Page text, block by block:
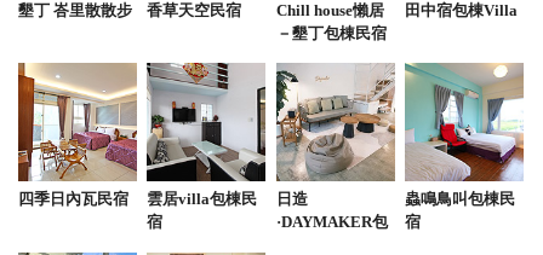
歉，來恆春可以來吃看看。
from google
2024-07-30 15:50:14
鬆餅吃起來QQ的口感跟外面都不同，復刻格子鬆餅吃
起來好好吃
墾丁 峇里散散步 香草天空民宿
Chill house懶居
－墾丁包棟民宿
田中宿包棟Villa
四季日內瓦民宿
雲居villa包棟民
宿
日造
·DAYMAKER包
蟲鳴鳥叫包棟民
宿